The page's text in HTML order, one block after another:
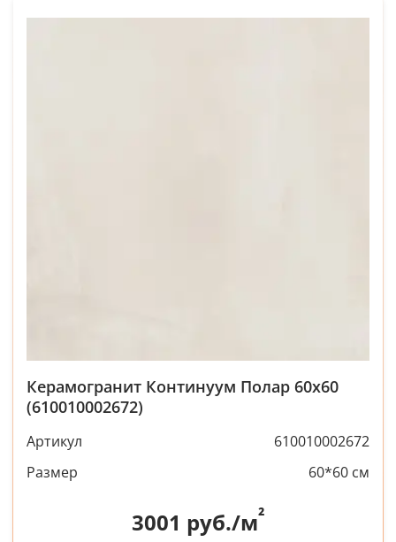
Керамогранит Континуум Полар 60x60
(610010002672)
Артикул
610010002672
Размер
60*60 см
3001 руб./м²